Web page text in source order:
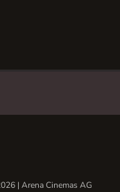
| Arena Cinemas AG